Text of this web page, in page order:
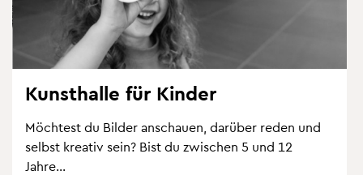
Kunst­hal­le für Kin­der
Möch­test du Bil­der an­schau­en, dar­über reden und
selbst krea­tiv sein? Bist du zwi­schen 5 und 12
Jahre...